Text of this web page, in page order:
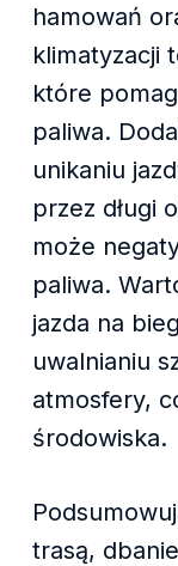
hamowań
klimatyzacji
które
paliwa.
unikaniu
przez długi
może
paliwa.
jazda na
uwalnianiu
atmosfery,
środowiska.
trasą,